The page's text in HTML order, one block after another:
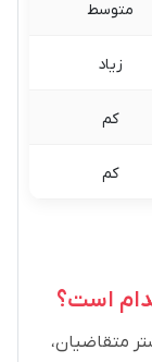
متوسط
زیاد
کم
کم
است؟
متقاضیان،